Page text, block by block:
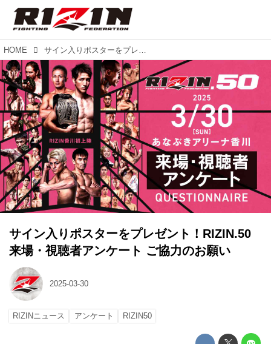
HOME サイン入りポスターをプレゼント！RIZIN.50 来場・視聴者アンケート ご協力のお願い
サイン入りポスターをプレゼント！RIZIN.50
来場・視聴者アンケート ご協力のお願い
2025-03-30
RIZINニュース アンケート RIZIN50